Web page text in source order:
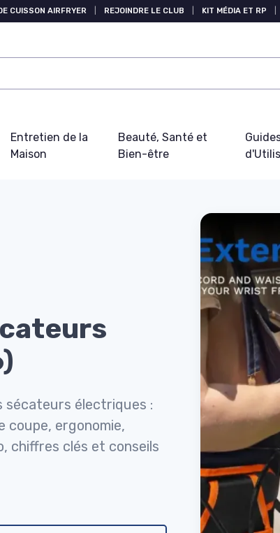
CUISSON AIRFRYER REJOINDRE LE CLUB KIT MÉDIA ET RP
Entretien de la
Maison
Beauté, Santé et
Bien-être
sécateurs électriques :
coupe, ergonomie,
chiffres clés et conseils